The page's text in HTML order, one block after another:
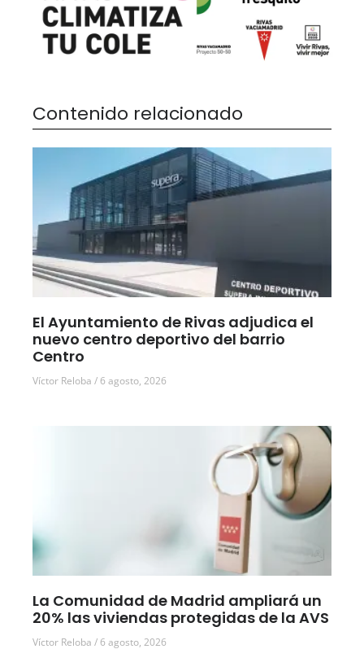
Contenido relacionado
El Ayuntamiento de Rivas adjudica el
nuevo centro deportivo del barrio
Centro
Víctor Reloba 6 agosto, 2026
La Comunidad de Madrid ampliará un
20% las viviendas protegidas de la AVS
Víctor Reloba 6 agosto, 2026